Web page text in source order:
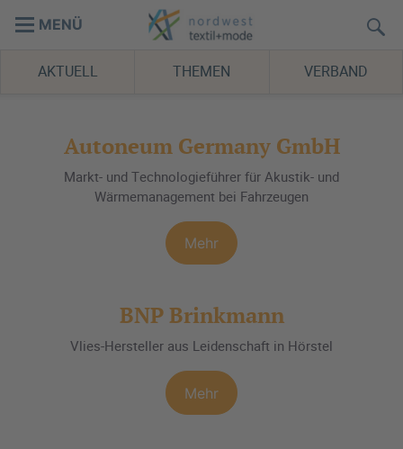
MENÜ
AKTUELL THEMEN VERBAND
Autoneum Germany GmbH
Markt- und Technologieführer für Akustik- und
Wärmemanagement bei Fahrzeugen
Mehr
BNP Brinkmann
Vlies-Hersteller aus Leidenschaft in Hörstel
Mehr